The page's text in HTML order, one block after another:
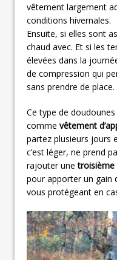
vêtement largement
conditions hivernales.
Ensuite, si elles sont
chaud avec. Et si les
élevées dans la
de compression qui
sans prendre de place.
Ce type de
comme vêtement
partez plusieurs jours
c’est léger, ne prend
rajouter unetroisième
pour apporter un gain
vous protégeant en